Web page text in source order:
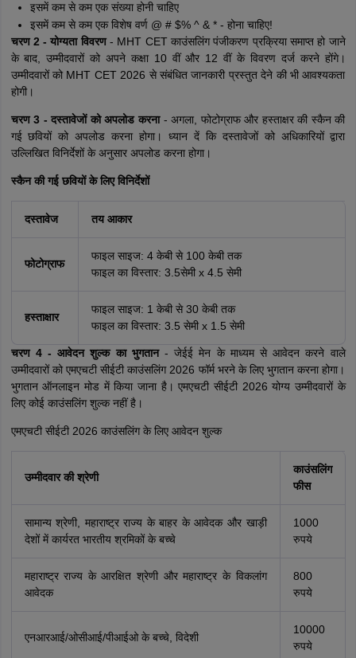
इसमें कम से कम एक संख्या होनी चाहिए
इसमें कम से कम एक विशेष वर्ण @ # $% ^ & * - होना चाहिए!
चरण 2 - योग्यता विवरण- MHT CET काउंसलिंग पंजीकरण प्रक्रिया समाप्त हो जाने
के बाद, उम्मीदवारों को अपने कक्षा 10 वीं और 12 वीं के विवरण दर्ज करने होंगे।
उम्मीदवारों को MHT CET 2026 से संबंधित जानकारी प्रस्तुत देने की भी आवश्यकता
होगी।
चरण 3 - दस्तावेजों को अपलोड करना - अगला, फोटोग्राफ और हस्ताक्षर की स्कैन की
गई छवियों को अपलोड करना होगा। ध्यान दें कि दस्तावेजों को अधिकारियों द्वारा
उल्लिखित विनिर्देशों के अनुसार अपलोड करना होगा।
स्कैन की गई छवियों के लिए विनिर्देशों
दस्तावेज तय आकार
फोटोग्राफ
फाइल साइज: 4 केबी से 100 केबी तक
फाइल का विस्तार: 3.5सेमी x 4.5 सेमी
हस्ताक्षार
फाइल साइज: 1 केबी से 30 केबी तक
फाइल का विस्तार: 3.5 सेमी x 1.5 सेमी
चरण 4 - आवेदन शुल्क का भुगतान - जेईई मेन के माध्यम से आवेदन करने वाले
उम्मीदवारों को एमएचटी सीईटी काउंसलिंग 2026 फॉर्म भरने के लिए भुगतान करना होगा।
भुगतान ऑनलाइन मोड में किया जाना है। एमएचटी सीईटी 2026 योग्य उम्मीदवारों के
लिए कोई काउंसलिंग शुल्क नहीं है।
एमएचटी सीईटी 2026 काउंसलिंग के लिए आवेदन शुल्क
उम्मीदवार की श्रेणी
काउंसलिंग
फीस
सामान्य श्रेणी, महाराष्ट्र राज्य के बाहर के आवेदक और खाड़ी
देशों में कार्यरत भारतीय श्रमिकों के बच्चे
1000
रुपये
महाराष्ट्र राज्य के आरक्षित श्रेणी और महाराष्ट्र के विकलांग
आवेदक
800
रुपये
एनआरआई/ओसीआई/पीआईओ के बच्चे, विदेशी
10000
रुपये